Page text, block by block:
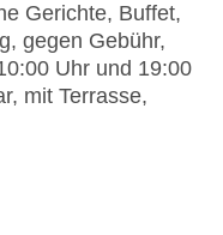
Gerichte, Buffet,
gegen Gebühr,
Uhr und 19:00
mit Terrasse,